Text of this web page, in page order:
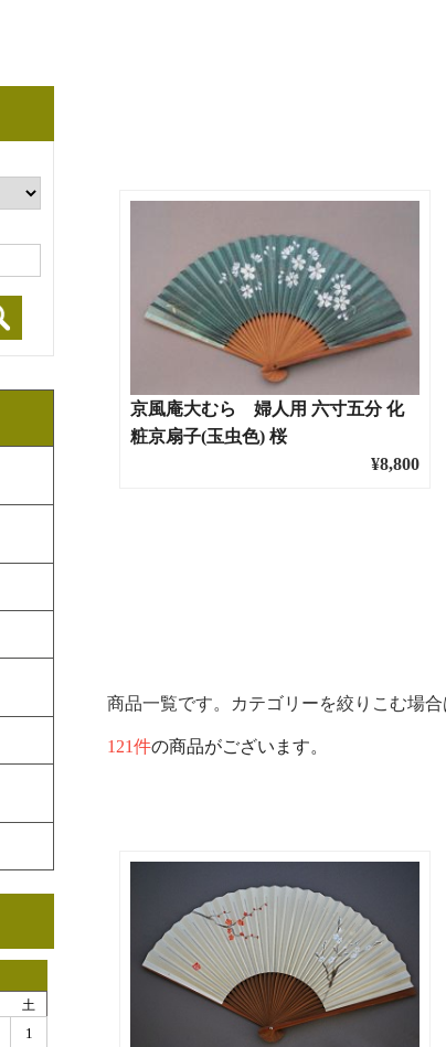
京風庵大むら 婦人用 六寸五分 化
粧京扇子(玉虫色) 桜
¥8,800
商品一覧です。カテゴリーを絞りこむ場
121件の商品がございます。
土
1